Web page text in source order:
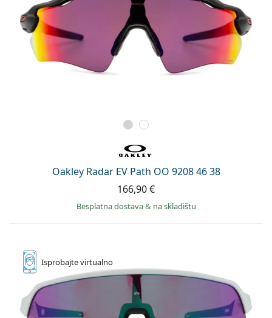
Oakley Radar EV Path OO 9208 46 38
166,90 €
Besplatna dostava& na skladištu
Isprobajtevirtualno